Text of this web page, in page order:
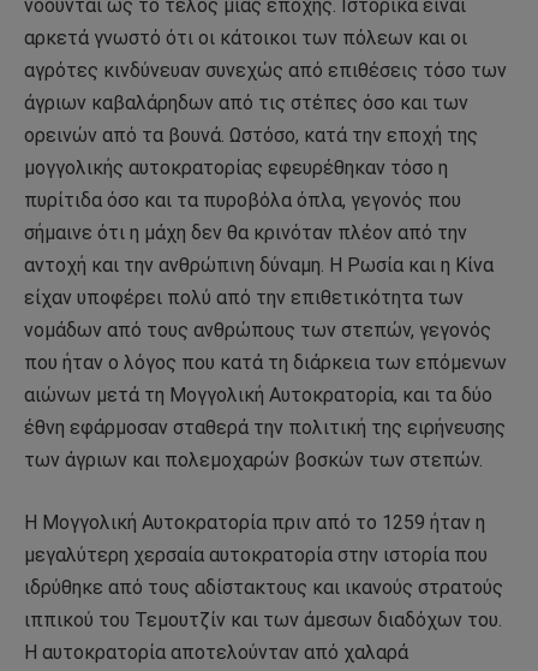
νοούνται ως το τέλος μιας εποχής. Ιστορικά είναι
αρκετά γνωστό ότι οι κάτοικοι των πόλεων και οι
αγρότες κινδύνευαν συνεχώς από επιθέσεις τόσο των
άγριων καβαλάρηδων από τις στέπες όσο και των
ορεινών από τα βουνά. Ωστόσο, κατά την εποχή της
μογγολικής αυτοκρατορίας εφευρέθηκαν τόσο η
πυρίτιδα όσο και τα πυροβόλα όπλα, γεγονός που
σήμαινε ότι η μάχη δεν θα κρινόταν πλέον από την
αντοχή και την ανθρώπινη δύναμη. Η Ρωσία και η Κίνα
είχαν υποφέρει πολύ από την επιθετικότητα των
νομάδων από τους ανθρώπους των στεπών, γεγονός
που ήταν ο λόγος που κατά τη διάρκεια των επόμενων
αιώνων μετά τη Μογγολική Αυτοκρατορία, και τα δύο
έθνη εφάρμοσαν σταθερά την πολιτική της ειρήνευσης
των άγριων και πολεμοχαρών βοσκών των στεπών.
Η Μογγολική Αυτοκρατορία πριν από το 1259 ήταν η
μεγαλύτερη χερσαία αυτοκρατορία στην ιστορία που
ιδρύθηκε από τους αδίστακτους και ικανούς στρατούς
ιππικού του Τεμουτζίν και των άμεσων διαδόχων του.
Η αυτοκρατορία αποτελούνταν από χαλαρά